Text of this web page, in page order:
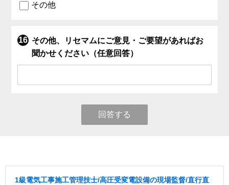
その他
その他、リセマムにご意見・ご要望があればお
聞かせください（任意回答）
回答する
1級電気工事施工管理技士/高圧受変電設備の現場監督/直行直